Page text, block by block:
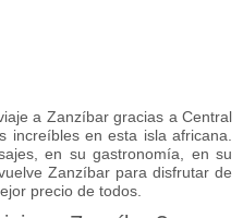
a Zanzíbargracias a Central
increíbles en esta isla africana.
en su gastronomía, en su
Zanzíbar para disfrutar de
precio de todos.